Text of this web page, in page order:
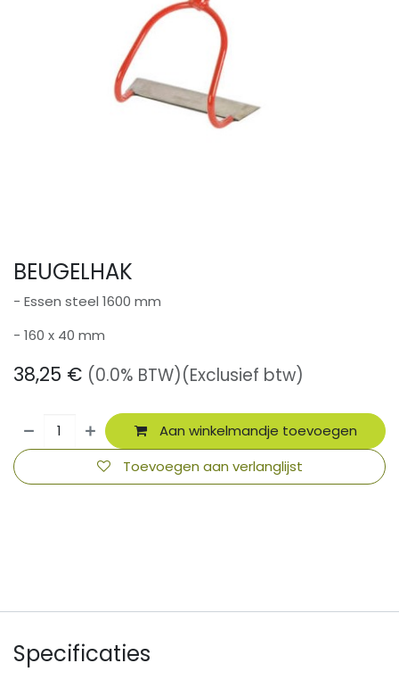
BEUGELHAK
- Essen steel 1600 mm
- 160 x 40 mm
38,25 € (0.0% BTW)(Exclusief btw)
Aan winkelmandje toevoegen
Toevoegen aan verlanglijst
Specificaties